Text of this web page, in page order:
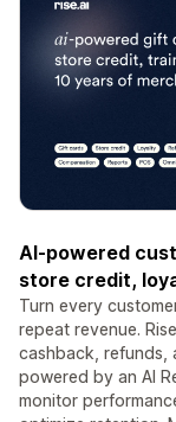
AI-powered
store credit,
Turn every
repeat revenue.
cashback, refunds,
powered by an AI
monitor